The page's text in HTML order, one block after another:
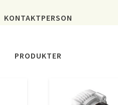
KONTAKTPERSON
PRODUKTER